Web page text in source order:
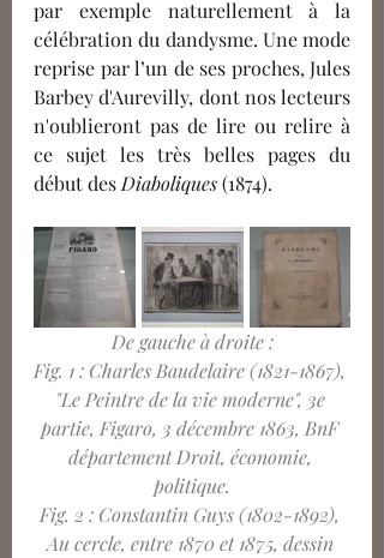
par exemple naturellement à la
célébration du dandysme. Une mode
reprise par l’un de ses proches, Jules
Barbey d'Aurevilly, dont nos lecteurs
n'oublieront pas de lire ou relire à
ce sujet les très belles pages du
début des Diaboliques (1874).
De gauche à droite :
Fig. 1 : Charles Baudelaire (1821-1867),
"Le Peintre de la vie moderne", 3e
partie, Figaro, 3 décembre 1863, BnF
département Droit, économie,
politique.
Fig. 2 : Constantin Guys (1802-1892),
Au cercle, entre 1870 et 1875, dessin